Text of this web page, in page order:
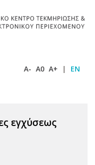
A- A0 A+ | EN
εγχύσεως